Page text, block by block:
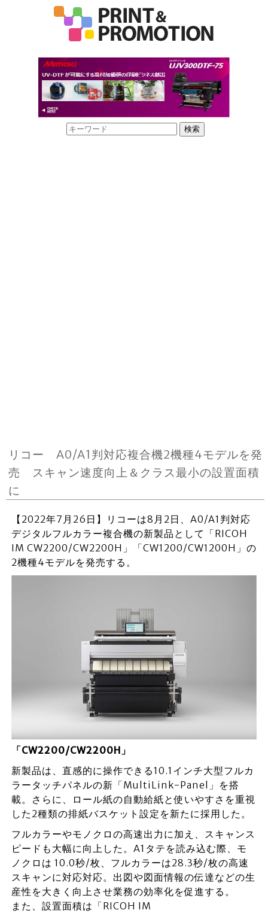
リコー A0/A1判対応複合機2機種4モデルを発
売 スキャン速度向上＆クラス最小の設置面積
に
【2022年7月26日】リコーは8月2日、A0/A1判対応
デジタルフルカラー複合機の新製品として「RICOH
IM CW2200/CW2200H」「CW1200/CW1200H」の
2機種4モデルを発売する。
「CW2200/CW2200H」
新製品は、直感的に操作できる10.1インチ大型フルカ
ラータッチパネルの新「MultiLink-Panel」を搭
載。さらに、ロール紙の自動給紙と使いやすさを重視
した2種類の排紙バスケット設定を新たに採用した。
フルカラーやモノクロの高速出力に加え、スキャンス
ピードも大幅に向上した。A1タテを読み込む際、モ
ノクロは 10.0秒/枚、フルカラーは28.3秒/枚の高速
スキャンに対応対応。出図や図面情報の伝達などの生
産性を大きく向上させ業務の効率化を促進する。
また、設置面積は「RICOH IM